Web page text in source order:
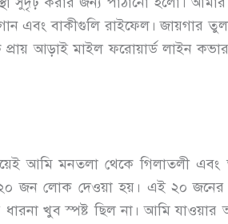
এবং বাকীগুলি রাইফেল। জায়গার
আড়াই মাইল ফরোয়ার্ড লাইন কভার
আমি মনতলা থেকে গিলাতলী এবং
জন লোক দেওয়া হয়। এই ২০ জনের
ধারনা খুব স্পষ্ট ছিল না। আমি